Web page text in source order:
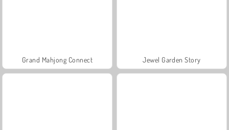
Grand Mahjong Connect Jewel Garden Story